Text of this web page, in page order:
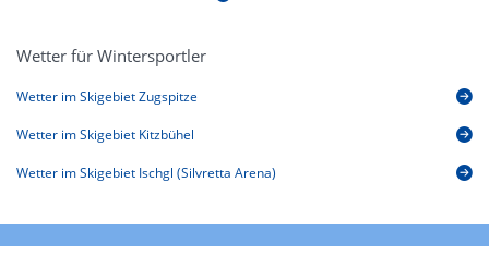
Wetter für Wintersportler
Wetter im Skigebiet Zugspitze
Wetter im Skigebiet Kitzbühel
Wetter im Skigebiet Ischgl (Silvretta Arena)